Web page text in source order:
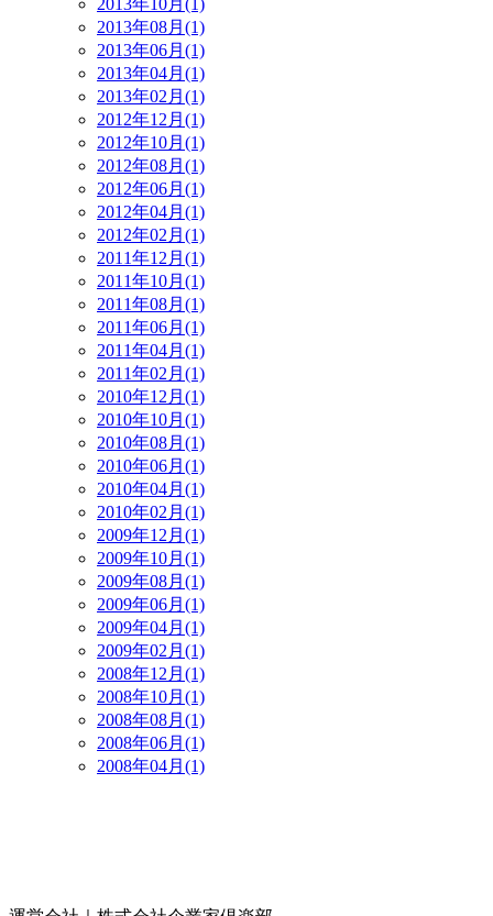
2013年10月(1)
2013年08月(1)
2013年06月(1)
2013年04月(1)
2013年02月(1)
2012年12月(1)
2012年10月(1)
2012年08月(1)
2012年06月(1)
2012年04月(1)
2012年02月(1)
2011年12月(1)
2011年10月(1)
2011年08月(1)
2011年06月(1)
2011年04月(1)
2011年02月(1)
2010年12月(1)
2010年10月(1)
2010年08月(1)
2010年06月(1)
2010年04月(1)
2010年02月(1)
2009年12月(1)
2009年10月(1)
2009年08月(1)
2009年06月(1)
2009年04月(1)
2009年02月(1)
2008年12月(1)
2008年10月(1)
2008年08月(1)
2008年06月(1)
2008年04月(1)